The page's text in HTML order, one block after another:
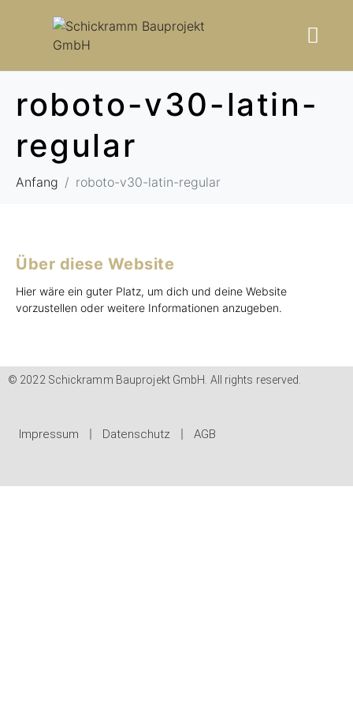
roboto-v30-latin-
regular
Anfang roboto-v30-latin-regular
Über diese Website
Hier wäre ein guter Platz, um dich und deine Website
vorzustellen oder weitere Informationen anzugeben.
© 2022 Schickramm Bauprojekt GmbH. All rights reserved.
Impressum Datenschutz AGB